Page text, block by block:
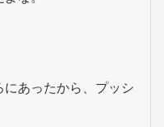
あったから、プッシ